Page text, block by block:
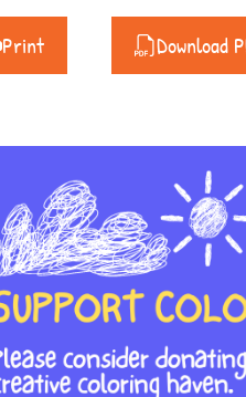
Print Download